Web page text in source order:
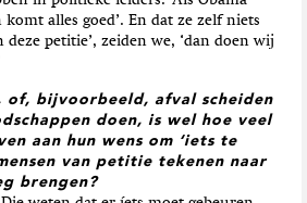
komt alles goed’. En dat ze zelf niets
deze petitie’, zeiden we, ‘dan doen wij
of, bijvoorbeeld, afval scheiden
doen, is wel hoe veel
aan hun wens om ‘iets te
van petitie tekenen naar
brengen?